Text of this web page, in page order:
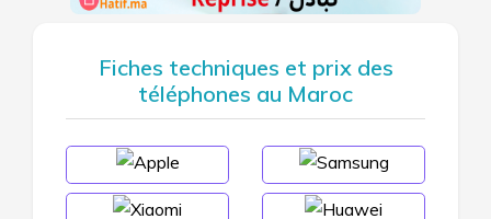
Fiches techniques et prix des
téléphones au Maroc